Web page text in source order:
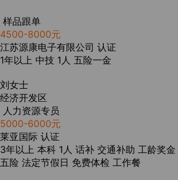
样品跟单
4500-8000元
江苏源康电子有限公司 认证
1年以上 中技 1人 五险一金
刘女士
经济开发区
人力资源专员
5000-6000元
莱亚国际 认证
3年以上 本科 1人 话补 交通补助 工龄奖金
五险 法定节假日 免费体检 工作餐